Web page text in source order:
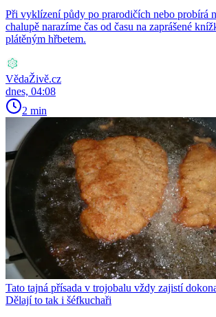
Při vyklízení půdy po prarodičích nebo probírá
chalupě narazíme čas od času na zaprášené
plátěným hřbetem.
VědaŽivě.cz
dnes, 04:08
2 min
Tato tajná přísada v trojobalu vždy zajistí
Dělají to tak i šéfkuchaři